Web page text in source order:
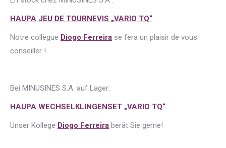
HAUPA JEU DE TOURNEVIS „VARIO TQ“
Notre collègue Diogo Ferreira se fera un plaisir de vous
conseiller !
Bei MINUSINES S.A. auf Lager:
HAUPA WECHSELKLINGENSET „VARIO TQ“
Unser Kollege Diogo Ferreira berät Sie gerne!